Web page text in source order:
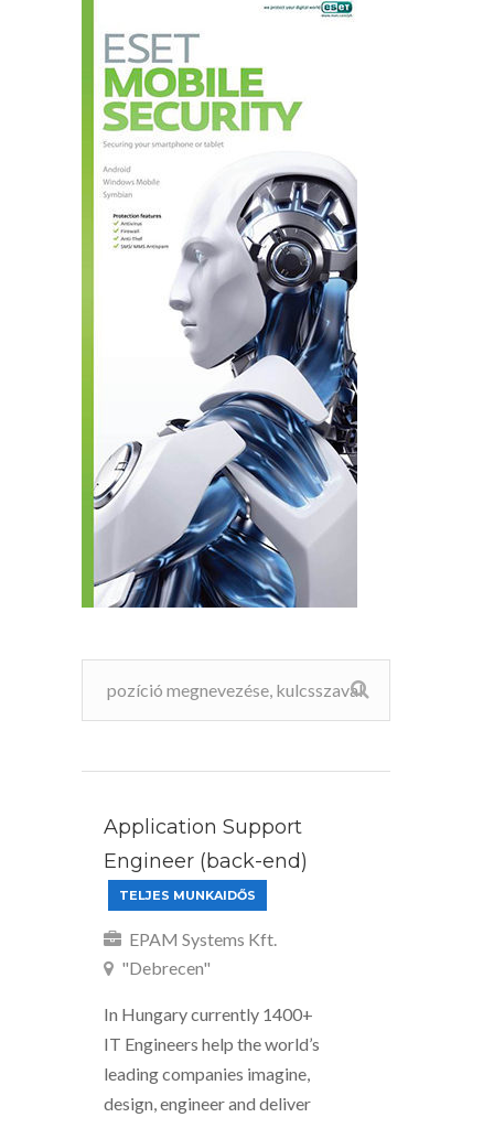
Application Support
Engineer (back-end)
TELJES MUNKAIDŐS
EPAM Systems Kft.
"Debrecen"
In Hungary currently 1400+
IT Engineers help the world’s
leading companies imagine,
design, engineer and deliver